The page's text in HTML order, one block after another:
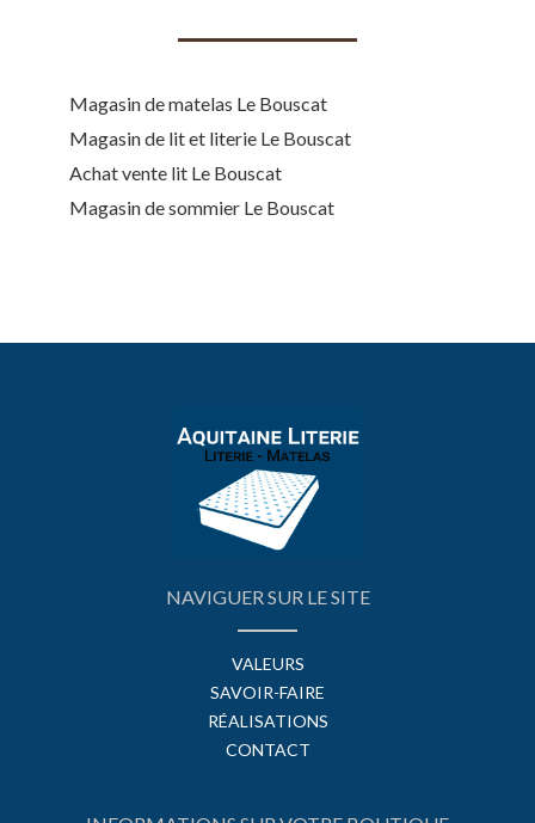
Magasin de matelas Le Bouscat
Magasin de lit et literie Le Bouscat
Achat vente lit Le Bouscat
Magasin de sommier Le Bouscat
NAVIGUER SUR LE SITE
VALEURS
SAVOIR-FAIRE
RÉALISATIONS
CONTACT